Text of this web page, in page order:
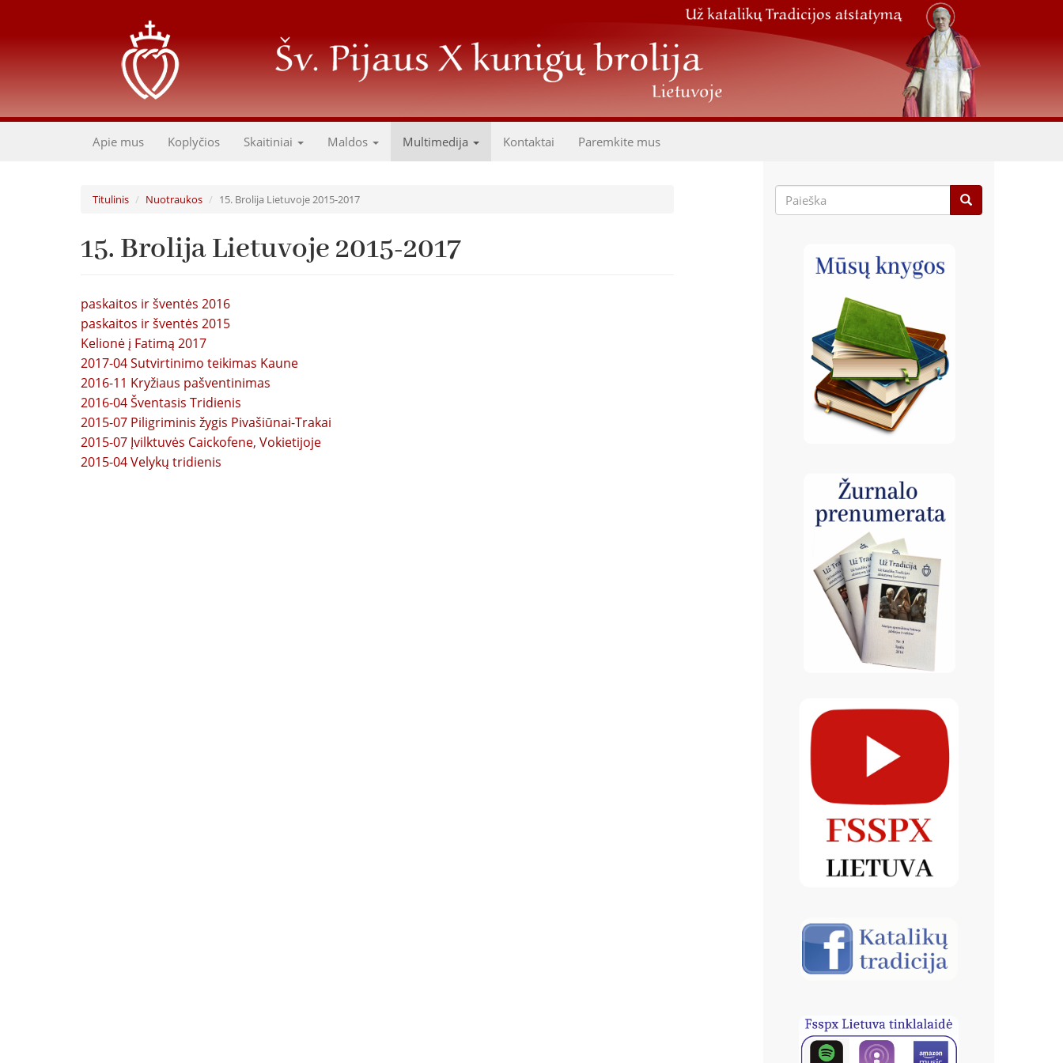
Apie mus Koplyčios Skaitiniai Maldos Multimedija Kontaktai Paremkite mus
Titulinis Nuotraukos 15. Brolija Lietuvoje 2015-2017
15. Brolija Lietuvoje 2015-2017
paskaitos ir šventės 2016
paskaitos ir šventės 2015
Kelionė į Fatimą 2017
2017-04 Sutvirtinimo teikimas Kaune
2016-11 Kryžiaus pašventinimas
2016-04 Šventasis Tridienis
2015-07 Piligriminis žygis Pivašiūnai-Trakai
2015-07 Įvilktuvės Caickofene, Vokietijoje
2015-04 Velykų tridienis
Paieškos